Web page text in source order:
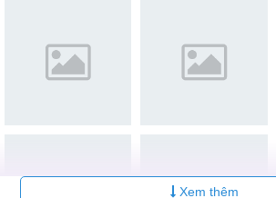
hiệu cũng như nguyên nhân dẫn tới tình
phương án giải quyết phù hợp.
Xem thêm